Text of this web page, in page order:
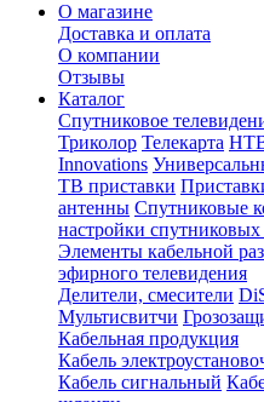
О магазине
Доставка и оплата
О компании
Отзывы
Каталог
Спутниковое
Триколор Телекарта
Innovations
ТВ приставки
антенны Спутниковые
настройки спутниковых
Элементы кабельной
эфирного телевидения
Делители, смесители
Мультисвитчи
Кабельная продукция
Кабель
Кабель сигнальный